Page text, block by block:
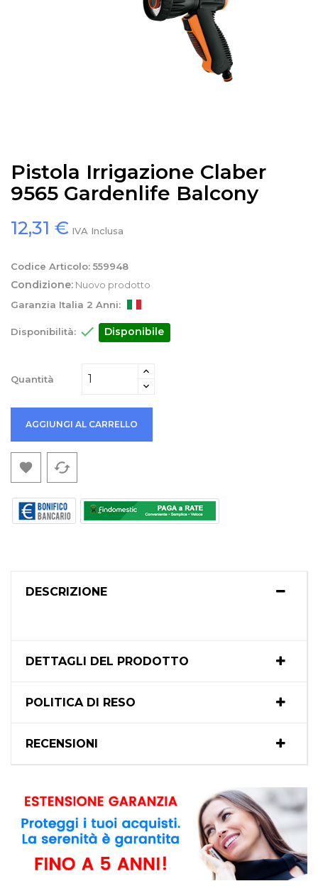
Pistola Irrigazione Claber
9565 Gardenlife Balcony
12,31 € IVA Inclusa
Codice Articolo: 559948
Condizione: Nuovo prodotto
Garanzia Italia 2 Anni:
Disponibilità:  Disponibile
Quantità
AGGIUNGI AL CARRELLO
 cached
DESCRIZIONE
DETTAGLI DEL PRODOTTO
POLITICA DI RESO
RECENSIONI